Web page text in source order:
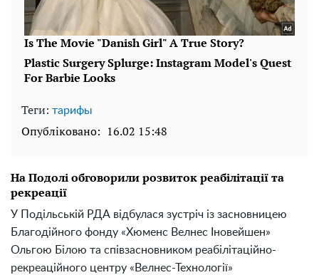
Теги: тарифы
Опубліковано: 16.02 15:48
На Подолі обговорили розвиток реабілітації та
рекреації
У Подільській РДА відбулася зустріч із засновницею
Благодійного фонду «Хюменс Велнес Іновейшен»
Ольгою Білою та співзасновником реабілітаційно-
рекреаційного центру «Велнес-Технології»